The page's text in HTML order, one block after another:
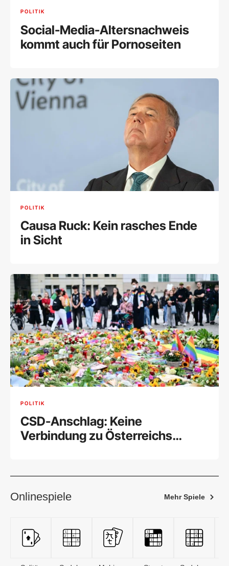
POLITIK
Social-Media-Altersnachweis
kommt auch für Pornoseiten
POLITIK
Causa Ruck: Kein rasches Ende
in Sicht
POLITIK
CSD-Anschlag: Keine
Verbindung zu Österreichs
Onlinespiele Mehr Spiele